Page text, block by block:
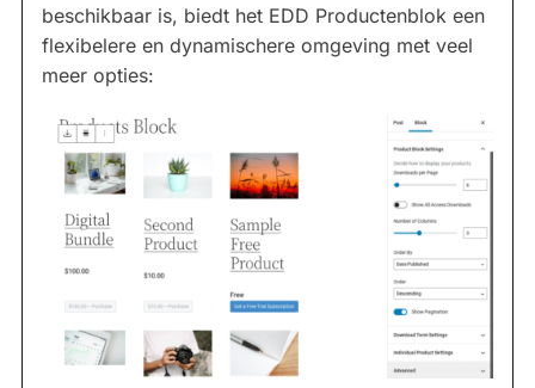
beschikbaar is, biedt het EDD Productenblok een
flexibelere en dynamischere omgeving met veel
meer opties: